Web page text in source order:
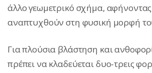
άλλο γεωμετρικό σχήμα,
αναπτυχθούν στη φυσική μορφή
Για πλούσια βλάστηση και
πρέπει να κλαδεύεται δυο-τρεις